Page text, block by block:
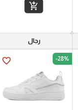
add_shopping_cart
رجال
favorite_border -28%